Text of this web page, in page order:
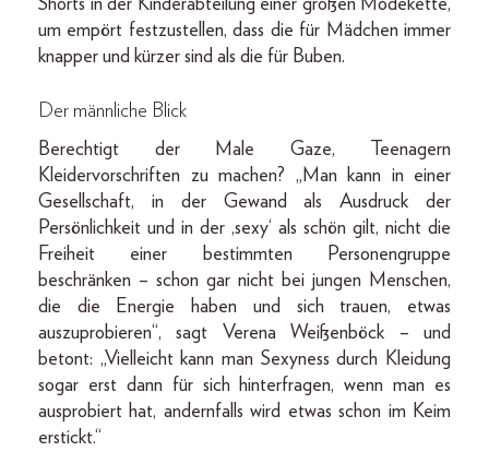
Shorts in der Kinderabteilung einer großen Modekette,
um empört festzustellen, dass die für Mädchen immer
knapper und kürzer sind als die für Buben.
Der männliche Blick
Berechtigt der Male Gaze, Teenagern
Kleidervorschriften zu machen? „Man kann in einer
Gesellschaft, in der Gewand als Ausdruck der
Persönlichkeit und in der ,sexy‘ als schön gilt, nicht die
Freiheit einer bestimmten Personengruppe
beschränken – schon gar nicht bei jungen Menschen,
die die Energie haben und sich trauen, etwas
auszuprobieren“, sagt Verena Weißenböck – und
betont: „Vielleicht kann man Sexyness durch Kleidung
sogar erst dann für sich hinterfragen, wenn man es
ausprobiert hat, andernfalls wird etwas schon im Keim
erstickt.“